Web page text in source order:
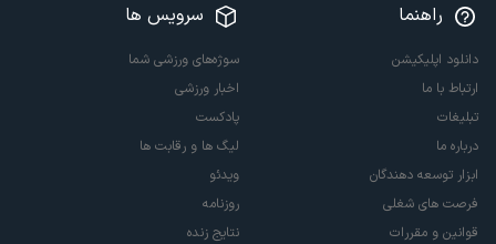
راهنما
دانلود اپلیکیشن
ارتباط با ما
تبلیغات
درباره ما
ابزار توسعه دهندگان
فرصت های شغلی
قوانین و مقررات
سرویس ها
سوژه‌های ورزشی شما
اخبار ورزشی
پادکست
لیگ ها و رقابت ها
ویدئو
روزنامه
نتایج زنده